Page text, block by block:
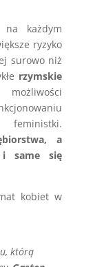
każdym
ryzyko
surowo niż
rzymskie
feministki.
a
i same się
kobiet w
którą